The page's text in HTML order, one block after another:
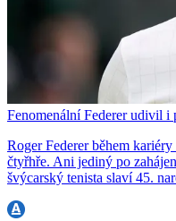
Fenomenální Federer udivil i
Roger Federer během
čtyřhře. Ani jediný po
švýcarský tenista slaví 45.